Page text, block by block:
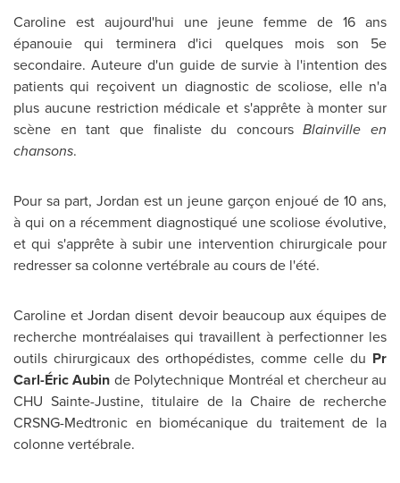
Caroline est aujourd'hui une jeune femme de 16 ans
épanouie qui terminera d'ici quelques mois son 5e
secondaire. Auteure d'un guide de survie à l'intention des
patients qui reçoivent un diagnostic de scoliose, elle n'a
plus aucune restriction médicale et s'apprête à monter sur
scène en tant que finaliste du concoursBlainville en
chansons.
Pour sa part, Jordan est un jeune garçon enjoué de 10 ans,
à qui on a récemment diagnostiqué une scoliose évolutive,
et qui s'apprête à subir une intervention chirurgicale pour
redresser sa colonne vertébrale au cours de l'été.
Caroline etJordan disent devoir beaucoup aux équipes de
recherche montréalaises qui travaillent à perfectionner les
outils chirurgicaux des orthopédistes, comme celle du Pr
Carl-Éric Aubin de Polytechnique Montréal et chercheur au
CHU Sainte-Justine, titulaire de la Chaire de recherche
CRSNG-Medtronic en biomécanique du traitement de la
colonne vertébrale.